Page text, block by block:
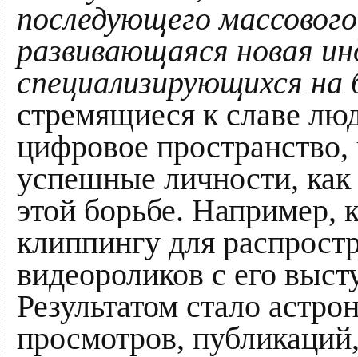
последующего
развивающаяся новая
специализирующихся на
стремящиеся к славе
цифровое
успешные личности,
этой борьбе. Например,
клиппингу для
видеороликов с его
Результатом стало
просмотров,